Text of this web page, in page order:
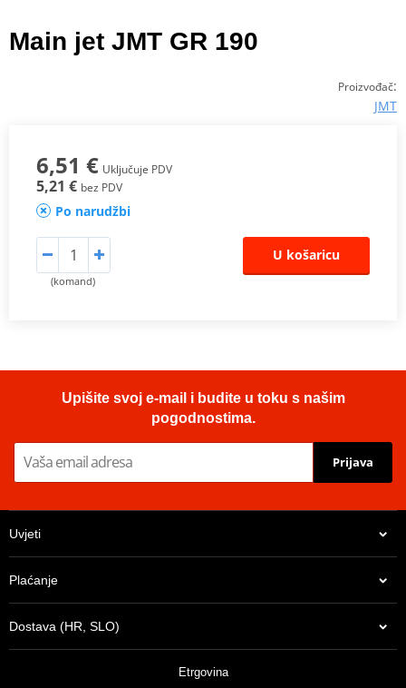
Main jet JMT GR 190
Proizvođač:
JMT
6,51 € Uključuje PDV
5,21 € bez PDV
Po narudžbi
(komand)
U košaricu
Upišite svoj e-mail i budite u toku s našim
pogodnostima.
Prijava
Uvjeti
Plaćanje
Dostava (HR, SLO)
Etrgovina